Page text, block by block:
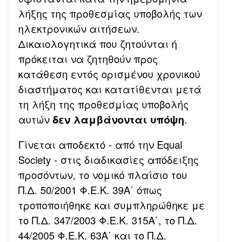
λήξης της προθεσμίας υποβολής των
ηλεκτρονικών αιτήσεων.
Δικαιολογητικά που ζητούνται ή
πρόκειται να ζητηθούν προς
κατάθεση εντός ορισμένου χρονικού
διαστήματος και κατατίθενται μετά
τη λήξη της προθεσμίας υποβολής
αυτών δεν λαμβάνονται υπόψη.
Γίνεται αποδεκτό - από την Equal
Society - στις διαδικασίες απόδειξης
προσόντων, το νομικό πλαίσιο του
Π.Δ. 50/2001 Φ.Ε.Κ. 39Α΄ όπως
τροποποιήθηκε και συμπληρώθηκε με
το Π.Δ. 347/2003 Φ.Ε.Κ. 315Α΄, το Π.Δ.
44/2005 Φ.Ε.Κ. 63Α΄ και το Π.Δ.